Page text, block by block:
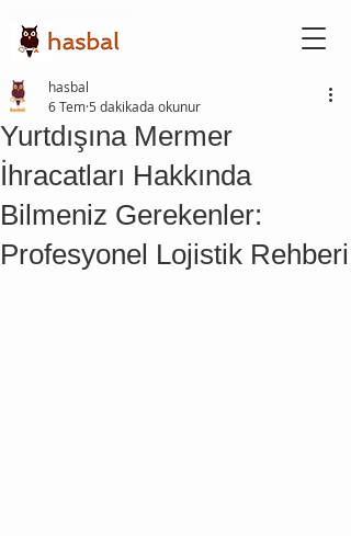
Yurtdışına Mermer
İhracatları Hakkında
Bilmeniz Gerekenler:
Profesyonel Lojistik Rehberi
hasbal
6 Tem 5 dakikada okunur